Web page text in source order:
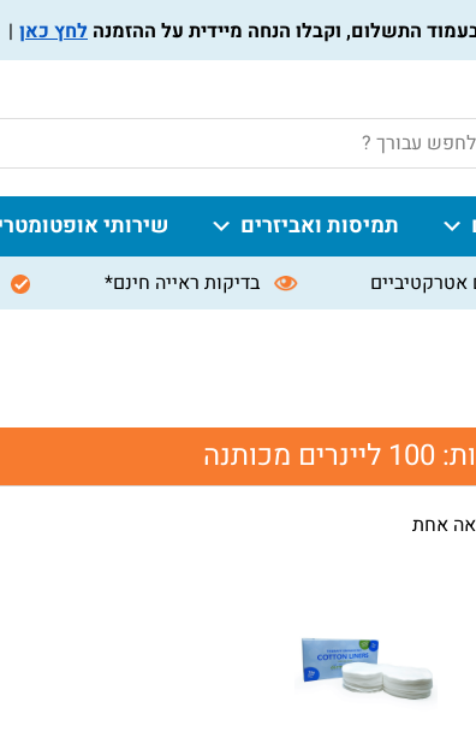
לחץ כאן
תמיסות ואביזרים שירותי
אטרקטיביים בדיקות ראייה חינם*
100 ליינרים מכותנה
אחת